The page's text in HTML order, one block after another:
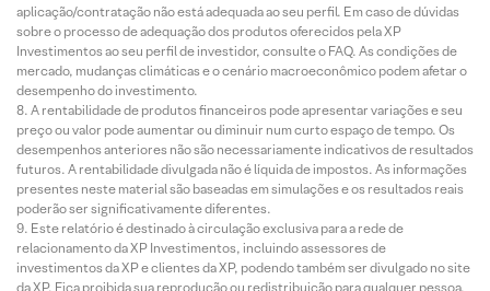
aplicação/contratação não está adequada ao seu perfil. Em caso de dúvidas
sobre o processo de adequação dos produtos oferecidos pela XP
Investimentos ao seu perfil de investidor, consulte o FAQ. As condições de
mercado, mudanças climáticas e o cenário macroeconômico podem afetar o
desempenho do investimento.
A rentabilidade de produtos financeiros pode apresentar variações e seu
preço ou valor pode aumentar ou diminuir num curto espaço de tempo. Os
desempenhos anteriores não são necessariamente indicativos de resultados
futuros. A rentabilidade divulgada não é líquida de impostos. As informações
presentes neste material são baseadas em simulações e os resultados reais
poderão ser significativamente diferentes.
Este relatório é destinado à circulação exclusiva para a rede de
relacionamento da XP Investimentos, incluindo assessores de
investimentos da XP e clientes da XP, podendo também ser divulgado no site
da XP. Fica proibida sua reprodução ou redistribuição para qualquer pessoa,